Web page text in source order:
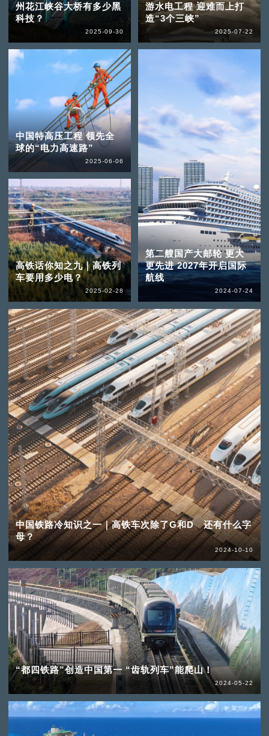
州花江峡谷大桥有多少黑
科技？
2025-09-30
游水电工程 迎难而上打
造“3个三峡”
2025-07-22
中国特高压工程 领先全
球的“电力高速路”
2025-06-06
高铁话你知之九｜高铁列
车要用多少电？
2025-02-28
中国铁路冷知识之一｜高铁车次除了G和D 还有什么字
母？
2024-10-10
第二艘国产大邮轮 更大
更先进 2027年开启国际
航线
2024-07-24
“都四铁路”创造中国第一 “齿轨列车”能爬山！
2024-05-22